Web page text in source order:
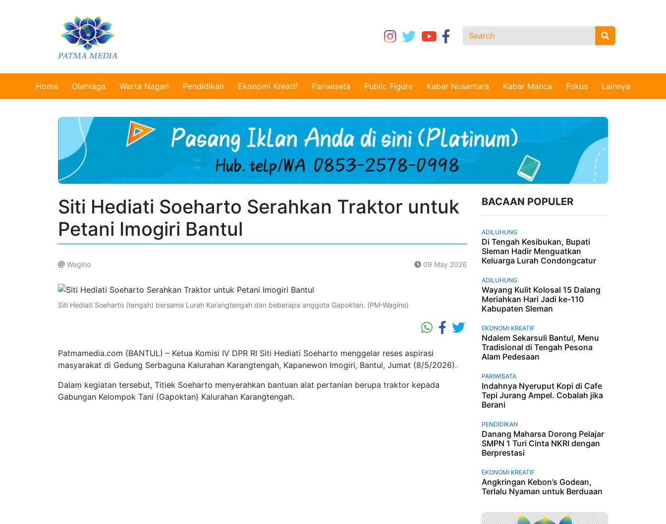
Home Olahraga Warta Nagari Pendidikan Ekonomi Kreatif Pariwisata Public Figure Kabar Nusantara Kabar Manca Fokus Lainnya
Siti Hediati Soeharto Serahkan Traktor untuk
Petani Imogiri Bantul
Wagino 09 May 2026
Siti Hediati Soeharto (tengah) bersama Lurah Karangtengah dan beberapa anggota Gapoktan. (PM-Wagino)
Patmamedia.com (BANTUL) – Ketua Komisi IV DPR RI Siti Hediati Soeharto menggelar reses aspirasi
masyarakat di Gedung Serbaguna Kalurahan Karangtengah, Kapanewon Imogiri, Bantul, Jumat (8/5/2026).
Dalam kegiatan tersebut, Titiek Soeharto menyerahkan bantuan alat pertanian berupa traktor kepada
Gabungan Kelompok Tani (Gapoktan) Kalurahan Karangtengah.
BACAAN POPULER
ADILUHUNG
Di Tengah Kesibukan, Bupati
Sleman Hadir Menguatkan
Keluarga Lurah Condongcatur
ADILUHUNG
Wayang Kulit Kolosal 15 Dalang
Meriahkan Hari Jadi ke-110
Kabupaten Sleman
EKONOMI KREATIF
Ndalem Sekarsuli Bantul, Menu
Tradisional di Tengah Pesona
Alam Pedesaan
PARIWISATA
Indahnya Nyeruput Kopi di Cafe
Tepi Jurang Ampel. Cobalah jika
Berani
PENDIDIKAN
Danang Maharsa Dorong Pelajar
SMPN 1 Turi Cinta NKRI dengan
Berprestasi
EKONOMI KREATIF
Angkringan Kebon’s Godean,
Terlalu Nyaman untuk Berduaan